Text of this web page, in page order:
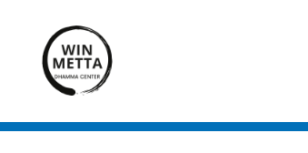
content